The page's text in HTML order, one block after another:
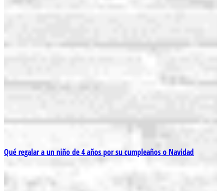
Qué regalar a un niño de 4 años por su cumpleaños o Navidad